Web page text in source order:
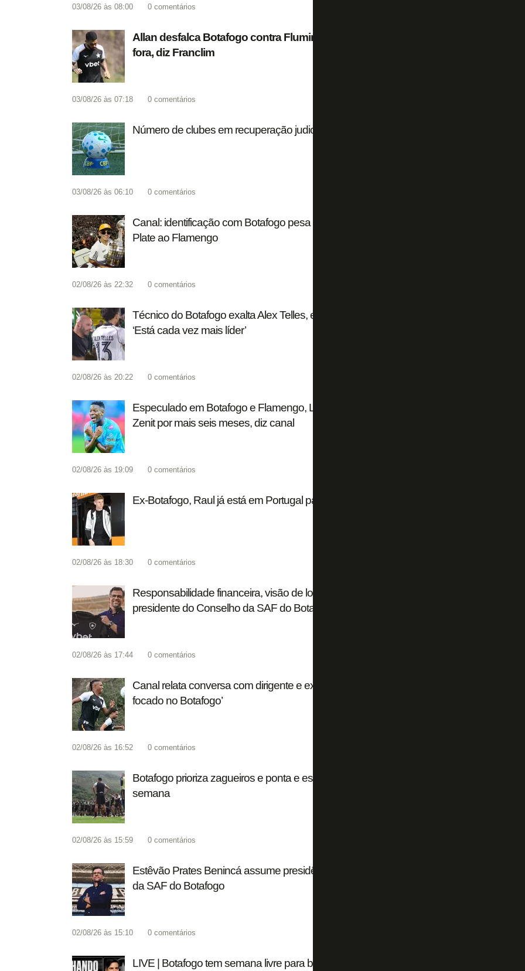
03/08/26 às 08:00 0 comentários
Allan desfalca Botafogo contra Fluminense, e Júnior Santos deve ficar
fora, diz Franclim
03/08/26 às 07:18 0 comentários
Número de clubes em recuperação judicial no Brasil chega a 37; veja lista
03/08/26 às 06:10 0 comentários
Canal: identificação com Botafogo pesa para Thiago Almada preferir River
Plate ao Flamengo
02/08/26 às 22:32 0 comentários
Técnico do Botafogo exalta Alex Telles, em conversas para renovar contrato:
‘Está cada vez mais líder’
02/08/26 às 20:22 0 comentários
Especulado em Botafogo e Flamengo, Luiz Henrique pode permanecer no
Zenit por mais seis meses, diz canal
02/08/26 às 19:09 0 comentários
Ex-Botafogo, Raul já está em Portugal para ser anunciado pelo AVS
02/08/26 às 18:30 0 comentários
Responsabilidade financeira, visão de longo prazo e governança: novo
presidente do Conselho da SAF do Botafogo explica metas
02/08/26 às 17:44 0 comentários
Canal relata conversa com dirigente e explica situação de Danilo: ‘Ele está
focado no Botafogo’
02/08/26 às 16:52 0 comentários
Botafogo prioriza zagueiros e ponta e espera agilizar contratações nesta
semana
02/08/26 às 15:59 0 comentários
Estêvão Prates Benincá assume presidência do Conselho de Administração
da SAF do Botafogo
02/08/26 às 15:10 0 comentários
LIVE | Botafogo tem semana livre para buscar suas prioridades no mercado